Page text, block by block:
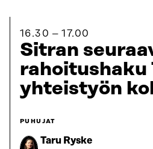
16.30 17.00
Sitran
rahoitushaku
yhteistyön
PUHUJAT
Taru Ryske